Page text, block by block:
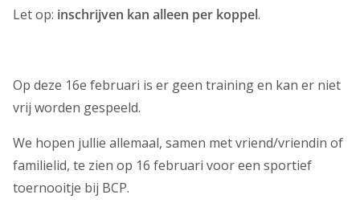
Let op: inschrijven kan alleen per koppel.
Op deze 16e februari is er geen training en kan er niet
vrij worden gespeeld.
We hopen jullie allemaal, samen met vriend/vriendin of
familielid, te zien op 16 februari voor een sportief
toernooitje bij BCP.